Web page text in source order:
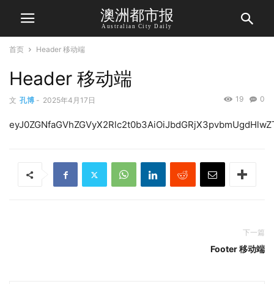
澳洲都市报
Australian City Daily
首页 Header 移动端
Header 移动端
文 孔博 - 2025年4月17日 0
19
下一篇
Footer 移动端